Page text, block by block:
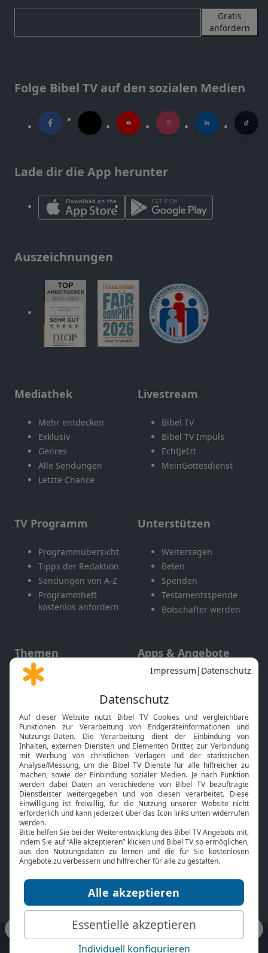
Gratis
anfordern
Folge Bibel TV auf den sozialen Medien
Lade dir die App herunter
Auszeichnungen
Mediathek
Mehr entdecken
Exklusiv
Genres
Alle Sendungen
Letzte Chance
Livestream
Bibel TV
Bibel TV Impuls
EchtJetzt
MeinGottesdienst
TV Programm
Programmübersicht
Tipps der Redaktion
Sendungen von A-Z
Programmheft
kostenlos anfordern
Unterstützen
Weitersagen
Beten
Spenden
Testamentsspende
Botschafter werden
Themen
Gott und Bibel erklärt
Neuigkeiten
Apps & Angebote
Mobile App
Smart TV
HbbTV
Bibelthek Online-Bibel
Nächster Gottesdienst
Bibel TV
Über uns
Jobs
Mediadaten
Service
Kontakt
TV-Empfang
bibeltv.de: Impressum
Datenschutz
Nutzungsbedingungen